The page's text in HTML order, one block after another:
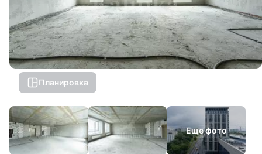
Планировка
Еще фото